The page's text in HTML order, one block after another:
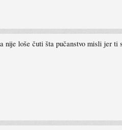
loše čuti šta pučanstvo misli jer